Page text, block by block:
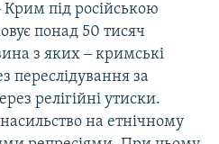
Крим під російською
понад 50 тисяч
з яких ‒ кримські
переслідування за
релігійні утиски.
на етнічному